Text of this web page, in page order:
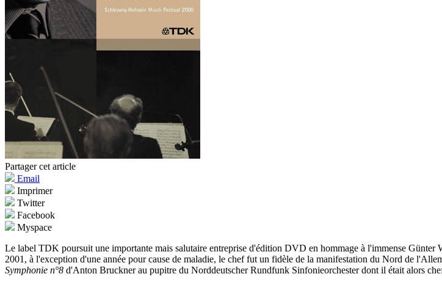
Partager cet article
Email
Imprimer
Twitter
Facebook
Myspace
Le label TDK poursuit une importante mais salutaire entreprise d'édition DVD en hommage à l'immense
2001, à l'exception d'une année pour cause de maladie, le chef fut un fidèle de la manifestation du Nord de
Symphonie n°8 d'Anton Bruckner au pupitre du Norddeutscher Rundfunk Sinfonieorchesterdont il était alors